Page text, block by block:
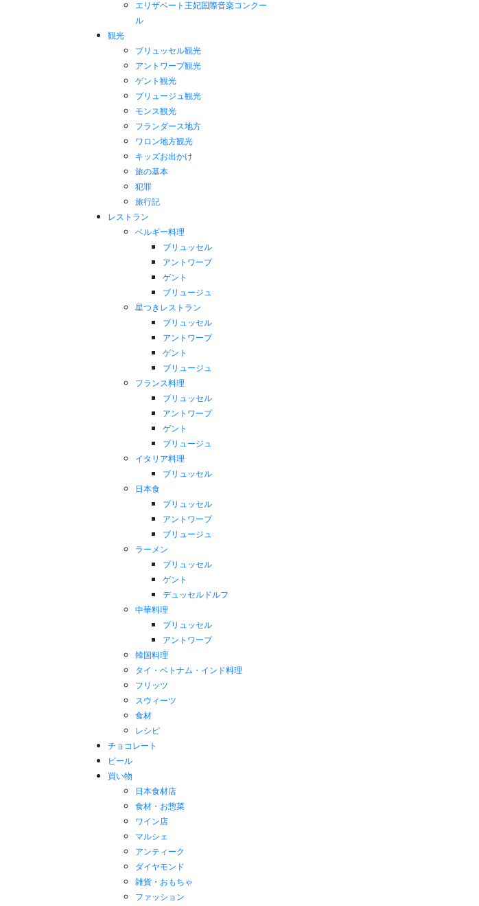
エリザベート王妃国際音楽コンクー
ル
観光
ブリュッセル観光
アントワープ観光
ゲント観光
ブリュージュ観光
モンス観光
フランダース地方
ワロン地方観光
キッズお出かけ
旅の基本
犯罪
旅行記
レストラン
ベルギー料理
ブリュッセル
アントワープ
ゲント
ブリュージュ
星つきレストラン
ブリュッセル
アントワープ
ゲント
ブリュージュ
フランス料理
ブリュッセル
アントワープ
ゲント
ブリュージュ
イタリア料理
ブリュッセル
日本食
ブリュッセル
アントワープ
ブリュージュ
ラーメン
ブリュッセル
ゲント
デュッセルドルフ
中華料理
ブリュッセル
アントワープ
韓国料理
タイ・ベトナム・インド料理
フリッツ
スウィーツ
食材
レシピ
チョコレート
ビール
買い物
日本食材店
食材・お惣菜
ワイン店
マルシェ
アンティーク
ダイヤモンド
雑貨・おもちゃ
ファッション